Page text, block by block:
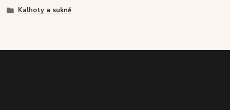
Kalhoty a sukně